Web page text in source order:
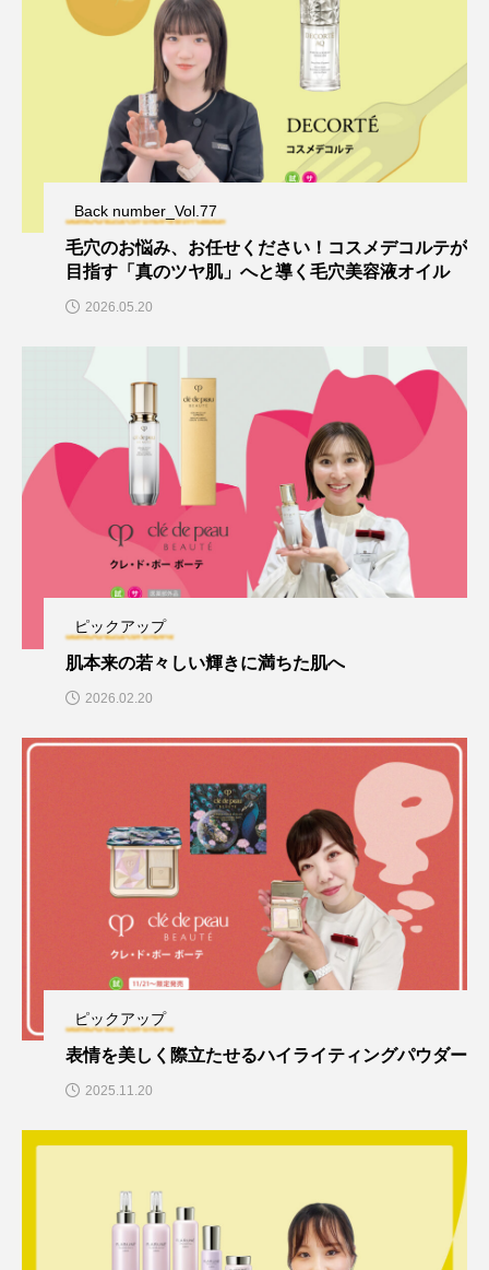
Back number_Vol.77
毛穴のお悩み、お任せください！コスメデコルテが
目指す「真のツヤ肌」へと導く毛穴美容液オイル
2026.05.20
ピックアップ
肌本来の若々しい輝きに満ちた肌へ
2026.02.20
ピックアップ
表情を美しく際立たせるハイライティングパウダー
2025.11.20